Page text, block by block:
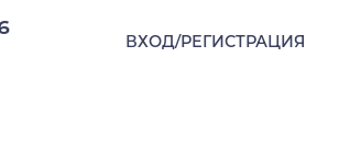
ВХОД/РЕГИСТРАЦИЯ